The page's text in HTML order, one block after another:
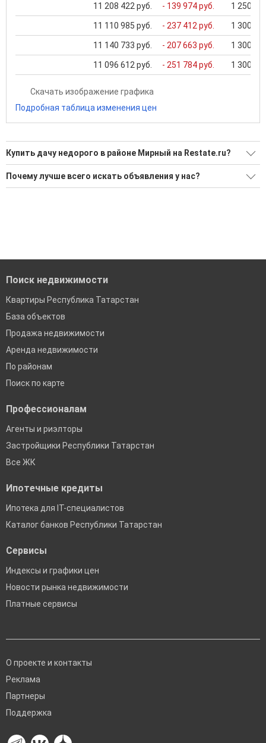
11 208 422 руб. - 139 974 руб. 1 250
11 110 985 руб. - 237 412 руб. 1 300
11 140 733 руб. - 207 663 руб. 1 300
11 096 612 руб. - 251 784 руб. 1 300
Скачать изображение графика
Подробная таблица изменения цен
Купить дачу недорого в районе Мирный на Restate.ru?
Поможем Купить дачу недорого в районе Мирный?
Воспользуйтесь нашим поиском по новостройкам, для
Почему лучше всего искать объявления у нас?
Поиск недвижимости
Квартиры Республика Татарстан
База объектов
Продажа недвижимости
Аренда недвижимости
По районам
Поиск по карте
Профессионалам
Агенты и риэлторы
Застройщики Республики Татарстан
Все ЖК
Ипотечные кредиты
Ипотека для IT-специалистов
Каталог банков Республики Татарстан
Сервисы
Индексы и графики цен
Новости рынка недвижимости
Платные сервисы
О проекте и контакты
Реклама
Партнеры
Поддержка